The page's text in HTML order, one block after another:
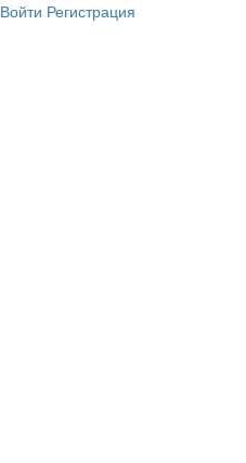
Войти Регистрация